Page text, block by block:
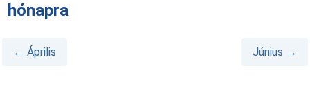
hónapra
← Április Június →